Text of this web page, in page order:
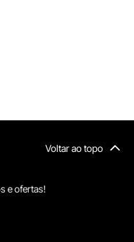
Voltar ao topo
e ofertas!